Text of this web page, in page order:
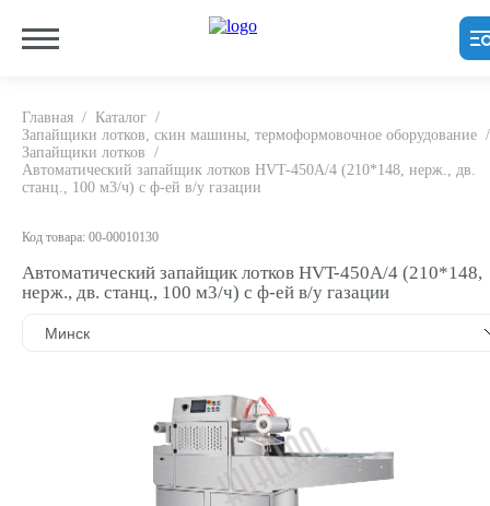
Главная / Каталог /
Запайщики лотков, скин машины, термоформовочное оборудование /
Запайщики лотков /
Автоматический запайщик лотков HVT-450A/4 (210*148, нерж., дв.
станц., 100 м3/ч) с ф-ей в/у газации
Код товара: 00-00010130
Автоматический запайщик лотков HVT-450A/4 (210*148,
нерж., дв. станц., 100 м3/ч) с ф-ей в/у газации